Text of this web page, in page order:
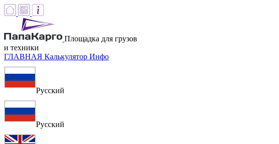
Площадка для грузов
и техники
ГЛАВНАЯ Калькулятор Инфо
Русский
Русский